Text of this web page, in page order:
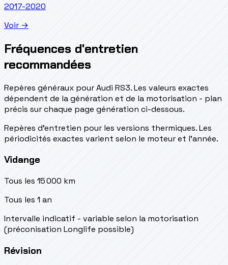
2017-2020
Voir →
Fréquences d'entretien
recommandées
Repères généraux pour Audi RS3. Les valeurs exactes
dépendent de la génération et de la motorisation - plan
précis sur chaque page génération ci-dessous.
Repères d’entretien pour les versions thermiques. Les
périodicités exactes varient selon le moteur et l’année.
Vidange
Tous les 15 000 km
Tous les 1 an
Intervalle indicatif - variable selon la motorisation
(préconisation Longlife possible)
Révision